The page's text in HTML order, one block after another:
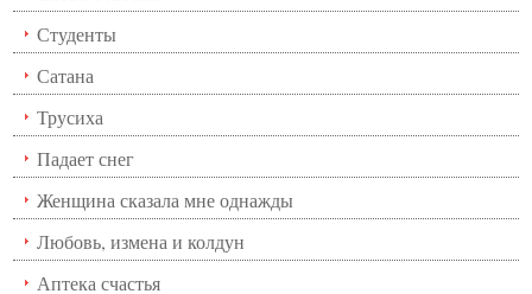
Студенты
Сатана
Трусиха
Падает снег
Женщина сказала мне однажды
Любовь, измена и колдун
Аптека счастья